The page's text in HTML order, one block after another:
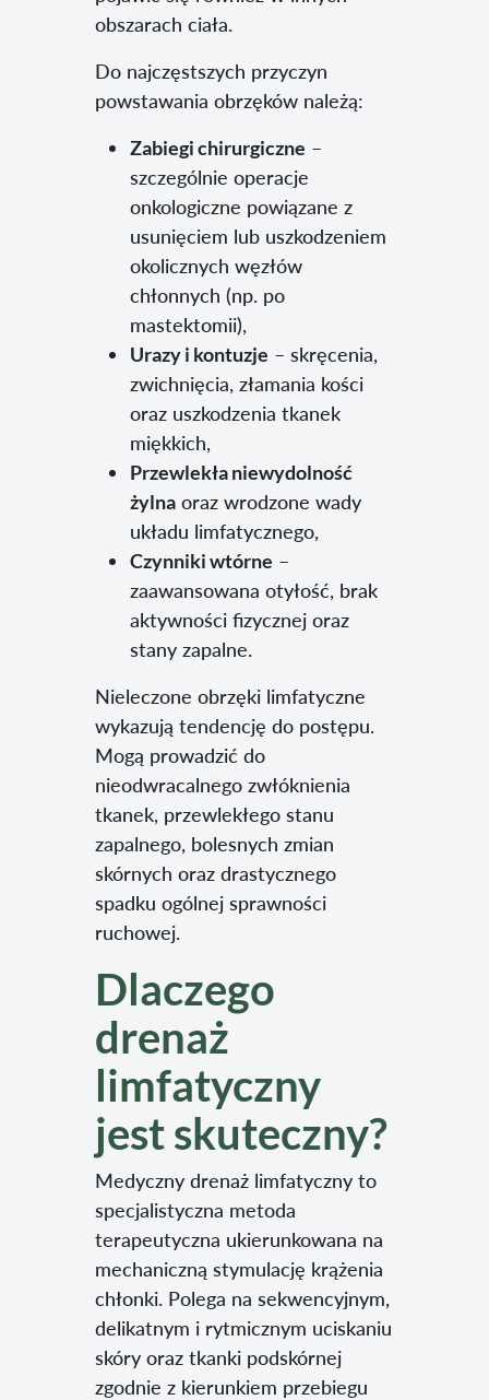
obszarach ciała.
Do najczęstszych przyczyn
powstawania obrzęków należą:
Zabiegi chirurgiczne –
szczególnie operacje
onkologiczne powiązane z
usunięciem lub uszkodzeniem
okolicznych węzłów
chłonnych (np. po
mastektomii),
Urazy i kontuzje – skręcenia,
zwichnięcia, złamania kości
oraz uszkodzenia tkanek
miękkich,
Przewlekła niewydolność
żylnaoraz wrodzone wady
układu limfatycznego,
Czynniki wtórne –
zaawansowana otyłość, brak
aktywności fizycznej oraz
stany zapalne.
Nieleczone obrzęki limfatyczne
wykazują tendencję do postępu.
Mogą prowadzić do
nieodwracalnego zwłóknienia
tkanek, przewlekłego stanu
zapalnego, bolesnych zmian
skórnych oraz drastycznego
spadku ogólnej sprawności
ruchowej.
Dlaczego
drenaż
limfatyczny
jest skuteczny?
Medyczny drenaż limfatyczny to
specjalistyczna metoda
terapeutyczna ukierunkowana na
mechaniczną stymulację krążenia
chłonki. Polega na sekwencyjnym,
delikatnym i rytmicznym uciskaniu
skóry oraz tkanki podskórnej
zgodnie z kierunkiem przebiegu